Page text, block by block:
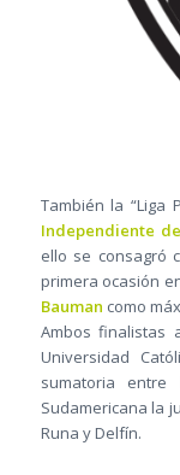
También la “Liga
Independiente
ello se consagró
primera ocasión
Bauman como
Ambos finalistas
Universidad
sumatoria
Sudamericana la
Runa y Delfín.